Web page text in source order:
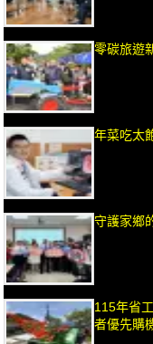
零碳旅遊
年菜吃太
守護家鄉
115年省
者優先購